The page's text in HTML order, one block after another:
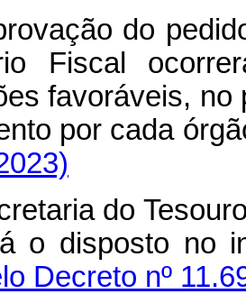
do
Fiscal
favoráveis,
por cada
do
o disposto no
Decreto nº